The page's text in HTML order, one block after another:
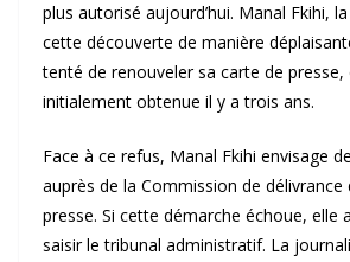
plus autorisé aujourd’hui. Manal Fkihi,
cette découverte de manière
tenté de renouveler sa carte de presse,
initialement obtenue il y a trois ans.
Face à ce refus, Manal Fkihi envisage
auprès de la Commission de délivrance
presse. Si cette démarche échoue, elle
saisir le tribunal administratif. La